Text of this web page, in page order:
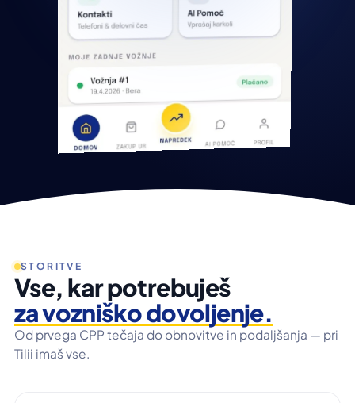
STORITVE
Vse, kar potrebuješ
za vozniško dovoljenje.
Od prvega CPP tečaja do obnovitve in podaljšanja — pri
Tilii imaš vse.